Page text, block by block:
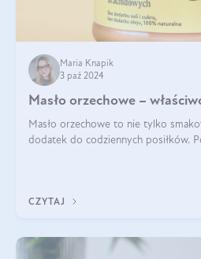
Maria Knapik
3 paź 2024
Masło orzechowe –
Masło orzechowe to nie tylko
dodatek do codziennych posiłków.
CZYTAJ